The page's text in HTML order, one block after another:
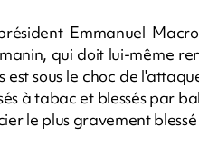
Emmanuel
qui doit lui-même
est sous le choc de
à tabac et blessés par
le plus gravement